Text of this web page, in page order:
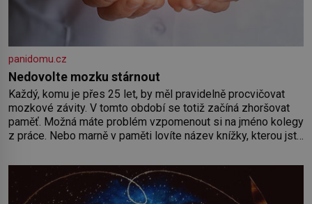
panidomu.cz
Nedovolte mozku stárnout
Každý, komu je přes 25 let, by měl pravidelně procvičovat
mozkové závity. V tomto období se totiž začíná zhoršovat
paměť. Možná máte problém vzpomenout si na jméno kolegy
z práce. Nebo marně v paměti lovíte název knížky, kterou jste
paměť rozhodla stávkovat. Cvičte